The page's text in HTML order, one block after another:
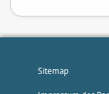
Sitemap